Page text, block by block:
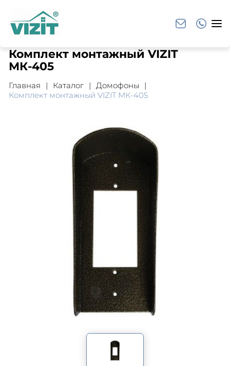
Комплект монтажный VIZIT
МК-405
Главная Каталог
Домофоны
Комплект монтажный VIZIT МК-405